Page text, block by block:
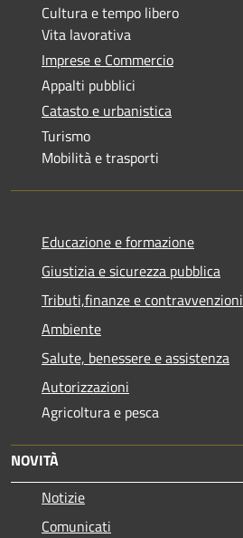
Cultura e tempo libero
Vita lavorativa
Imprese e Commercio
Appalti pubblici
Catasto e urbanistica
Turismo
Mobilità e trasporti
Educazione e formazione
Giustizia e sicurezza pubblica
Tributi,finanze e contravvenzioni
Ambiente
Salute, benessere e assistenza
Autorizzazioni
Agricoltura e pesca
NOVITÀ
Notizie
Comunicati